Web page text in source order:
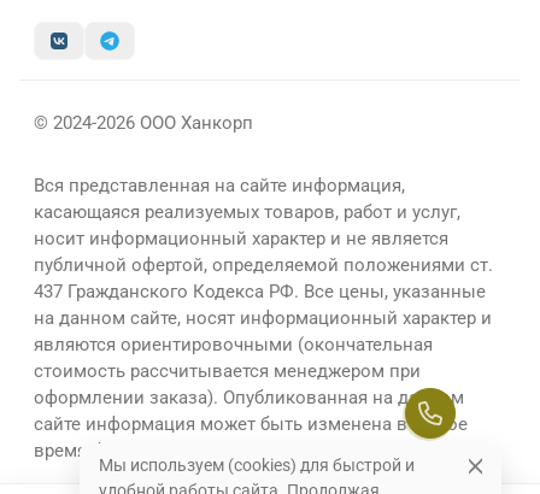
© 2024-2026 ООО Ханкорп
Вся представленная на сайте информация,
касающаяся реализуемых товаров, работ и услуг,
носит информационный характер и не является
публичной офертой, определяемой положениями ст.
437 Гражданского Кодекса РФ. Все цены, указанные
на данном сайте, носят информационный характер и
являются ориентировочными (окончательная
стоимость рассчитывается менеджером при
оформлении заказа). Опубликованная на данном
сайте информация может быть изменена в любое
время без предварительного уведомления.
Мы используем (cookies) для быстрой и